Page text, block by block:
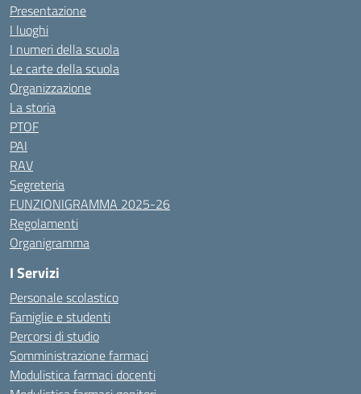
Presentazione
I luoghi
I numeri della scuola
Le carte della scuola
Organizzazione
La storia
PTOF
PAI
RAV
Segreteria
FUNZIONIGRAMMA 2025-26
Regolamenti
Organigramma
I Servizi
Personale scolastico
Famiglie e studenti
Percorsi di studio
Somministrazione farmaci
Modulistica farmaci docenti